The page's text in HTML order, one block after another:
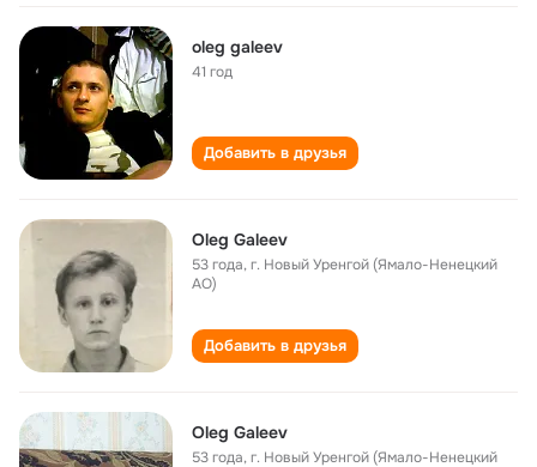
oleg galeev
41 год
Добавить в друзья
Oleg Galeev
53 года,г. Новый Уренгой (Ямало-Ненецкий
АО)
Добавить в друзья
Oleg Galeev
53 года,г. Новый Уренгой (Ямало-Ненецкий